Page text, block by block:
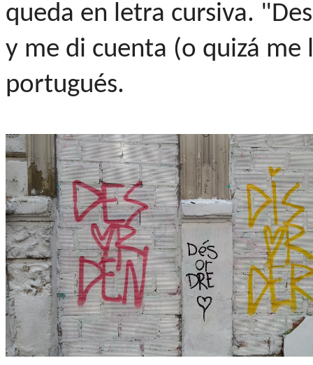
queda en letra cursiva.
y me di cuenta (o quizá
portugués.